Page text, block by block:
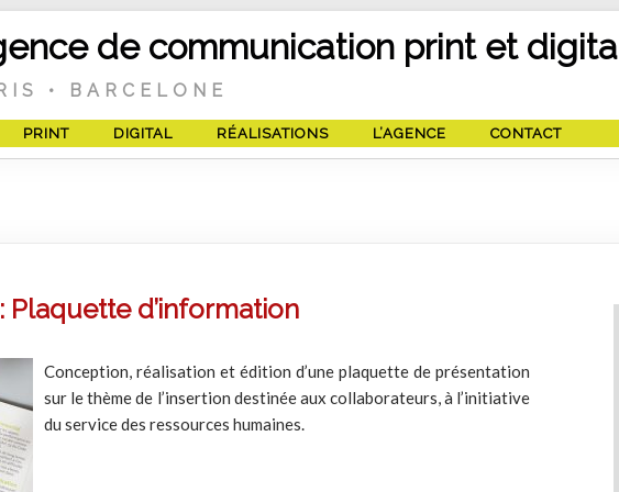
de communication print et
• BARCELONE
PRINT DIGITAL RÉALISATIONS L’AGENCE CONTACT
d’information
Conception, réalisation et édition d’une plaquette de présentation
sur le thème de l’insertion destinée aux collaborateurs, à l’initiative
du service des ressources humaines.